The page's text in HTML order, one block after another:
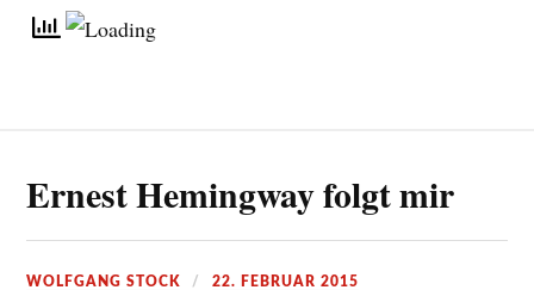
Ernest Hemingway folgt mir
WOLFGANG STOCK 22. FEBRUAR 2015